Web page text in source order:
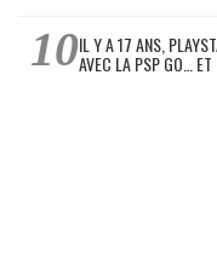
IL Y A 17 ANS,
AVEC LA PSP GO… ET